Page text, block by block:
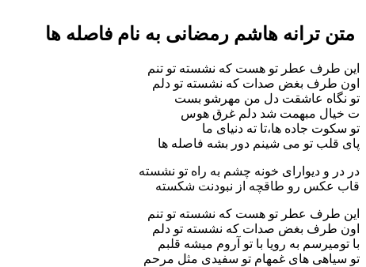
متن ترانه هاشم رمضانی به نام فاصله ها
این طرف عطر تو هست که نشسته تو تنم
اون طرف بغض صدات که نشسته تو دلم
تو نگاه عاشقت دل من مهرشو بست
ت خیال مبهمت شد دلم غرق هوس
تو سکوت جاده ها،تا ته دنیای ما
پای قلب تو می شینم دور بشه فاصله ها
در در و دیوارای خونه چشم به راه تو نشسته
قاب عکس رو طاقچه از نبودنت شکسته
این طرف عطر تو هست که نشسته تو تنم
اون طرف بغض صدات که نشسته تو دلم
با تومیرسم به رویا با تو آروم میشه قلبم
تو سیاهی های غمهام تو سفیدی مثل مرحم